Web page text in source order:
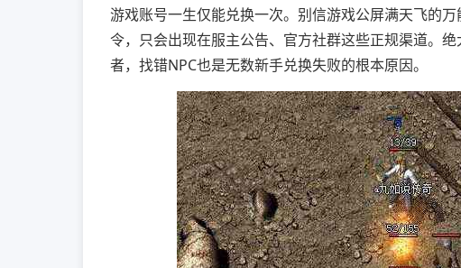
游戏账号一生仅能兑换一次。别信游戏公屏满天飞的
令，只会出现在服主公告、官方社群这些正规渠道。
者，找错NPC也是无数新手兑换失败的根本原因。